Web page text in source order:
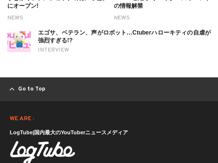
NEWS
にオープン!
NEWS
の情報解禁
INTERVIEW
エゴサ、ベテラン、声がロボット…Ctuberハローキティの自虐が
強烈すぎる!?
Go to Top
WE ARE :
LogTube|国内最大のYouTuberニュースメディア